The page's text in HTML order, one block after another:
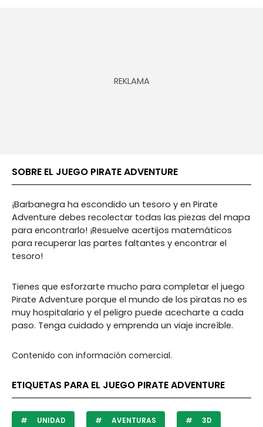
SOBRE EL JUEGO PIRATE ADVENTURE
¡Barbanegra ha escondido un tesoro y en Pirate
Adventure debes recolectar todas las piezas del mapa
para encontrarlo! ¡Resuelve acertijos matemáticos
para recuperar las partes faltantes y encontrar el
tesoro!
Tienes que esforzarte mucho para completar el juego
Pirate Adventure porque el mundo de los piratas no es
muy hospitalario y el peligro puede acecharte a cada
paso. Tenga cuidado y emprenda un viaje increíble.
Contenido con información comercial.
ETIQUETAS PARA EL JUEGO PIRATE ADVENTURE
UNIDAD AVENTURAS 3D